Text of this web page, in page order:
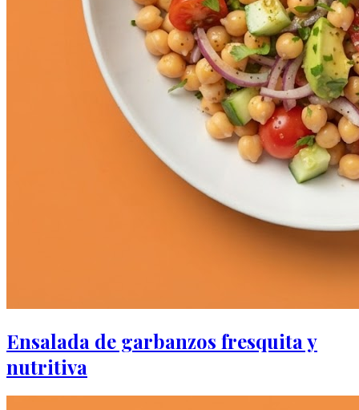
Ensalada de garbanzos fresquita y
nutritiva